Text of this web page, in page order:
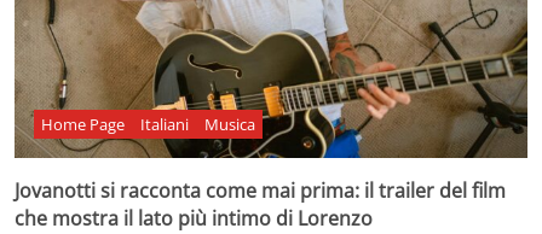
Home Page Italiani Musica
Jovanotti si racconta come mai prima: il trailer del film
che mostra il lato più intimo di Lorenzo